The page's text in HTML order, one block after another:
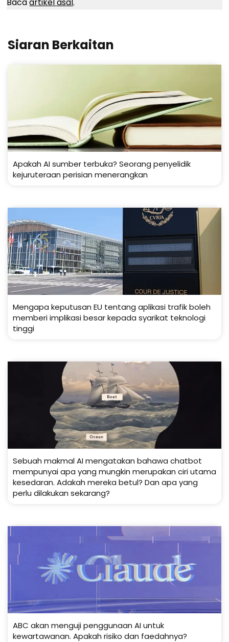
Siaran Berkaitan
Apakah AI sumber terbuka? Seorang penyelidik
kejuruteraan perisian menerangkan
Mengapa keputusan EU tentang aplikasi trafik boleh
memberi implikasi besar kepada syarikat teknologi
tinggi
Sebuah makmal AI mengatakan bahawa chatbot
mempunyai apa yang mungkin merupakan ciri utama
kesedaran. Adakah mereka betul? Dan apa yang
perlu dilakukan sekarang?
ABC akan menguji penggunaan AI untuk
kewartawanan. Apakah risiko dan faedahnya?